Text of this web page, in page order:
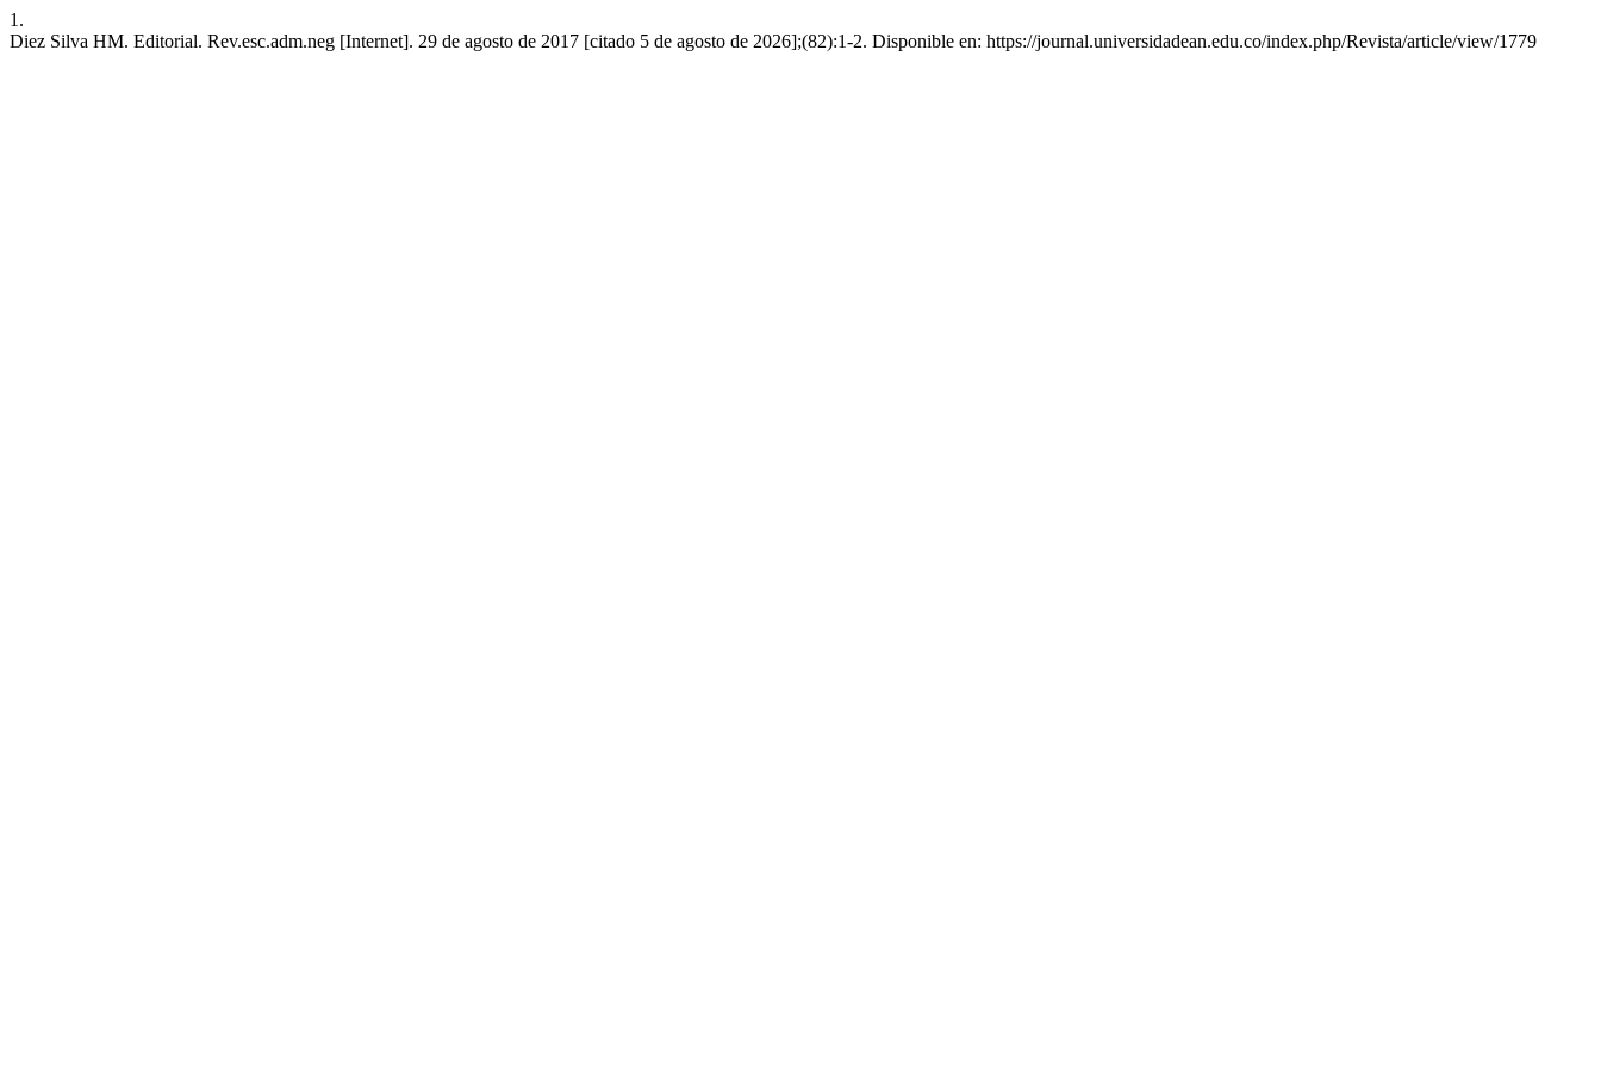
1.
Diez Silva HM. Editorial. Rev.esc.adm.neg [Internet]. 29 de agosto de 2017 [citado 5 de agosto de 2026];(82):1-2. Disponible en: https://journal.universidadean.edu.co/index.php/Revista/article/view/1779